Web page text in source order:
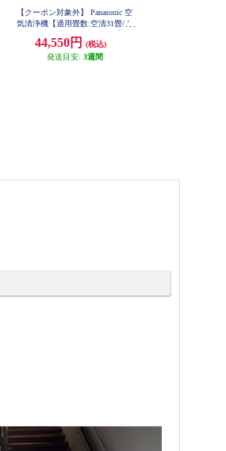
【クーポン対象外】 Panasonic 空
気清浄機【適用畳数:空清31畳/ナ
PX70C-H
44,550円
(税込)
発送目安: 3週間